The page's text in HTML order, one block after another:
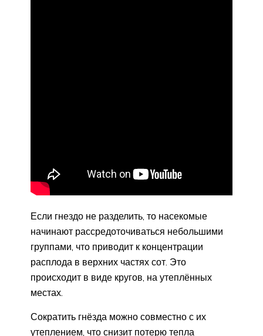
Если гнездо не разделить, то насекомые
начинают рассредоточиваться небольшими
группами, что приводит к концентрации
расплода в верхних частях сот. Это
происходит в виде кругов, на утеплённых
местах.
Сократить гнёзда можно совместно с их
утеплением, что снизит потерю тепла